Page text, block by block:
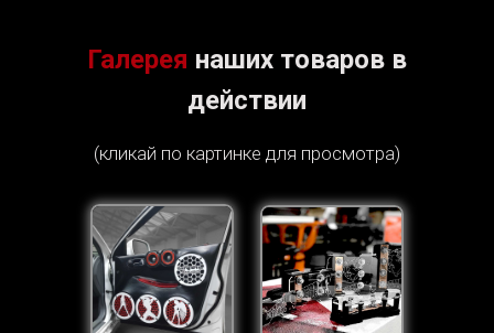
Галерея наших товаров в
действии
(кликай по картинке для просмотра)